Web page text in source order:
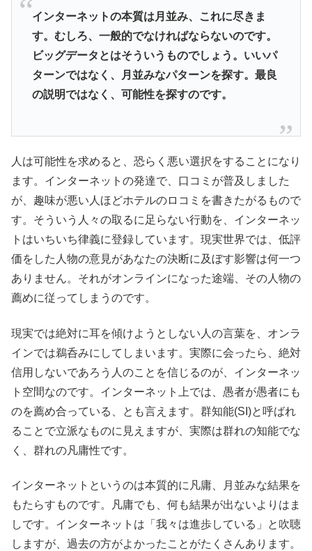
インターネットの本質は月並み、これに尽きま
す。むしろ、一般的でなければならないのです。
ビッグデータとはそういうものでしょう。いいパ
ターンではなく、月並みなパターンを探す。最良
の説明ではなく、可能性を探すのです。
人は可能性を求めると、恐らく悪い選択をすることになり
ます。インターネットの発達で、口コミが普及しました
が、趣味が悪い人ほどホテルのロコミを書きたがるもので
す。そういう人々の取るに足らない行動を、インターネッ
トはいちいち律義に登録しています。現実世界では、低評
価をした人物の意見があなたの決断に及ぼす影響は何一つ
ありません。それがオンラインになった途端、その人物の
薦めに従ってしまうのです。
現実では絶対に耳を傾けようとしない人の言葉を、オンラ
インでは鵜呑みにしてしまいます。実際に会ったら、絶対
信用しないであろう人のことを信じるのが、インターネッ
ト空間なのです。インターネット上では、愚者が愚者にも
のを薦め合っている、とも言えます。群知能(SI)と呼ばれ
ることで立派なものに見えますが、実際は群れの知能でな
く、群れの凡庸性です。
インターネットというのは本質的に凡庸、月並みな結果を
もたらすものです。凡庸でも、何も結果が出ないよりはま
しです。インターネットは「我々は進歩している」と吹聴
しますが、過去の方がよかったことがたくさんあります。